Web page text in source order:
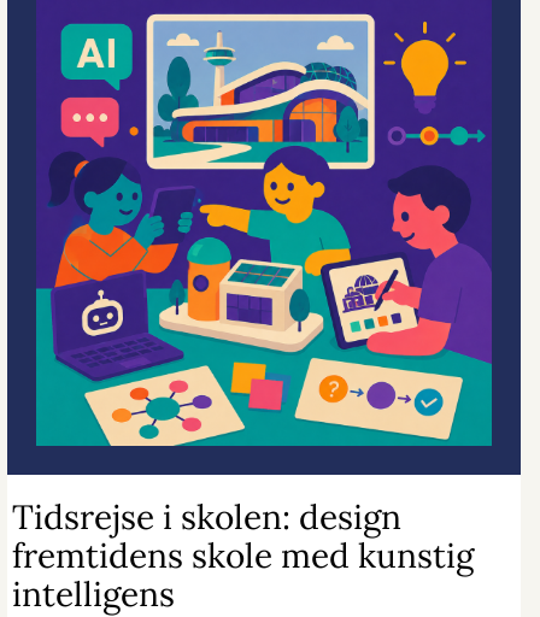
Tidsrejse i skolen: design
fremtidens skole med kunstig
intelligens